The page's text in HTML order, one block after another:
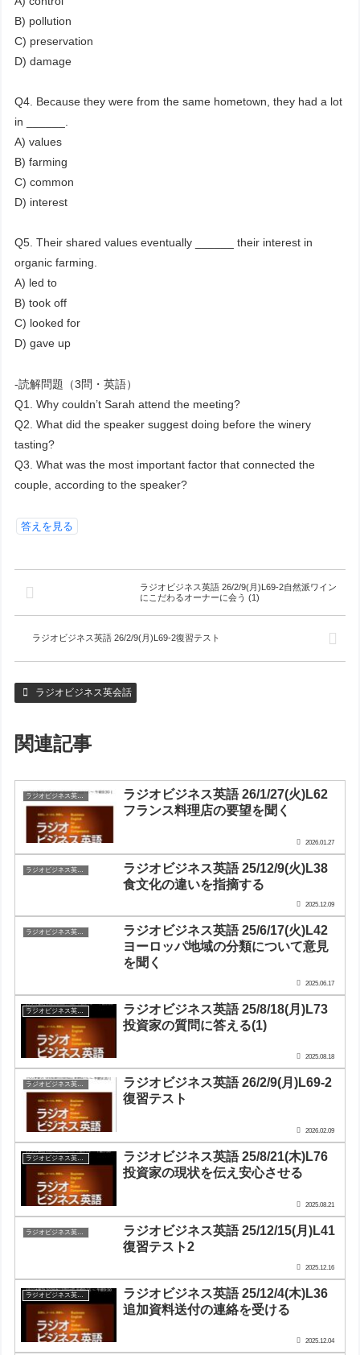
B) pollution
C) preservation
D) damage
Q4. Because they were from the same hometown, they had a lot
in ______.
A) values
B) farming
C) common
D) interest
Q5. Their shared values eventually ______ their interest in
organic farming.
A) led to
B) took off
C) looked for
D) gave up
-読解問題（3問・英語）
Q1. Why couldn’t Sarah attend the meeting?
Q2. What did the speaker suggest doing before the winery
tasting?
Q3. What was the most important factor that connected the
couple, according to the speaker?
答えを見る
ラジオビジネス英語 26/2/9(月)L69-2自然派ワイン
にこだわるオーナーに会う (1)
ラジオビジネス英語 26/2/9(月)L69-2復習テスト
ラジオビジネス英会話
関連記事
ラジオビジネス英語 26/1/27(火)L62
フランス料理店の要望を聞く
2026.01.27
ラジオビジネス英語 25/12/9(火)L38
食文化の違いを指摘する
2025.12.09
ラジオビジネス英会話
ラジオビジネス英語 25/6/17(火)L42
ヨーロッパ地域の分類について意見
を聞く
2025.06.17
ラジオビジネス英語 25/8/18(月)L73
投資家の質問に答える(1)
2025.08.18
ラジオビジネス英会話
ラジオビジネス英語 26/2/9(月)L69-2
復習テスト
2026.02.09
ラジオビジネス英会話
ラジオビジネス英語 25/8/21(木)L76
投資家の現状を伝え安心させる
2025.08.21
ラジオビジネス英会話
ラジオビジネス英語 25/12/15(月)L41
復習テスト2
2025.12.16
ラジオビジネス英語 25/12/4(木)L36
追加資料送付の連絡を受ける
2025.12.04